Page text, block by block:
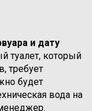
и дату
туалет, который
требует
будет
вода на